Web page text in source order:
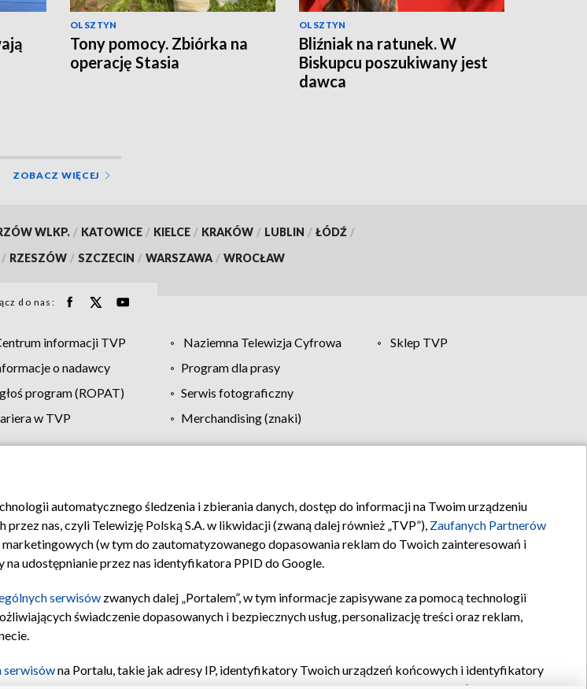
OLSZTYN
Tony pomocy. Zbiórka na
operację Stasia
OLSZTYN
Bliźniak na ratunek. W
Biskupcu poszukiwany jest
dawca
ZOBACZ WIĘCEJ
WLKP. / KATOWICE / KIELCE / KRAKÓW / LUBLIN / ŁÓDŹ /
/ RZESZÓW / SZCZECIN / WARSZAWA / WROCŁAW
do nas:
informacji TVP Naziemna Telewizja Cyfrowa
Sklep TVP
o nadawcy
Program dla prasy
program (ROPAT)
Serwis fotograficzny
w TVP
Merchandising (znaki)
Moje zgody Pomoc Biuro reklamy Kontakt
automatycznego śledzenia i zbierania danych, dostęp do informacji na Twoim urządzeniu
nas, czyli Telewizję Polską S.A. w likwidacji (zwaną dalej również „TVP”), Zaufanych Partnerów
marketingowych (w tym do zautomatyzowanego dopasowania reklam do Twoich zainteresowań i
udostępnianie przez nas identyfikatora PPID do Google.
serwisów zwanych dalej „Portalem”, w tym informacje zapisywane za pomocą technologii
świadczenie dopasowanych i bezpiecznych usług, personalizację treści oraz reklam,
serwisówna Portalu, takie jak adresy IP, identyfikatory Twoich urządzeń końcowych i identyfikatory